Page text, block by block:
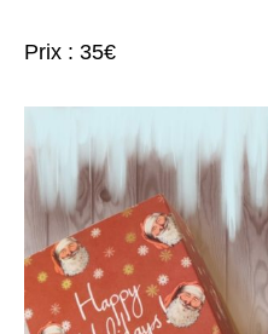
Prix : 35€